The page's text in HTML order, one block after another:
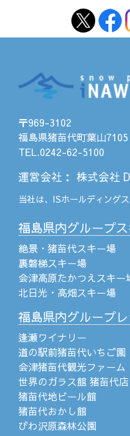
〒969-3102
福島県猪苗代町葉山7105
TEL.0242-62-5100
運営会社 ： 株式会社
当社は、 ISホールディングス
福島県内グループ
絶景・猪苗代スキー場
裏磐梯スキー場
会津高原たかつえスキー
北日光・高畑スキー場
福島県内グループ
逢瀬ワイナリー
道の駅前猪苗代いちご園
会津猪苗代観光ファーム
世界のガラス館 猪苗代店
猪苗代地ビール館
猪苗代おかし館
びわ沢原森林公園